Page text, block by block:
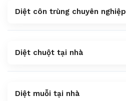
Diệt côn trùng chuyên nghiệp
Diệt chuột tại nhà
Diệt muỗi tại nhà